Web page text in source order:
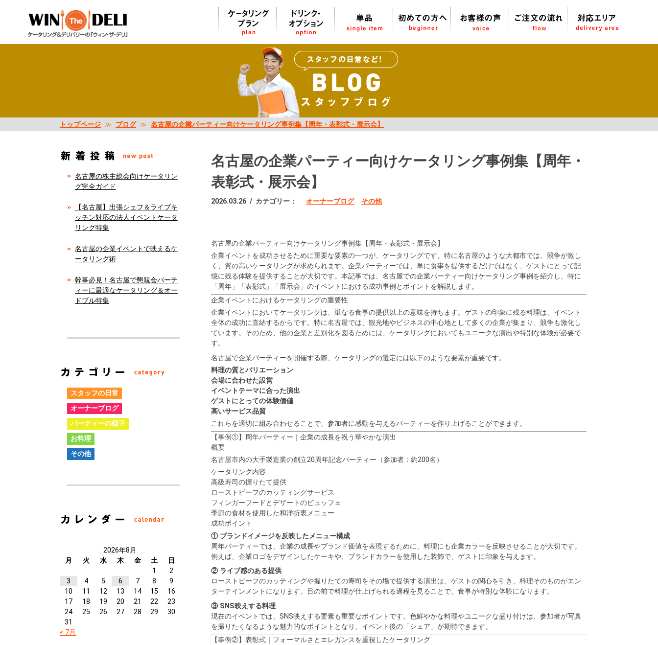
トップページ ≫ ブログ≫ 名古屋の企業パーティー向けケータリング事例集【周年・表彰式・展示会】
名古屋の企業パーティー向けケータリング事例集【周年・
表彰式・展示会】
2026.03.26 / カテゴリー： オーナーブログ その他
名古屋の企業パーティー向けケータリング事例集【周年・表彰式・展示会】
企業イベントを成功させるために重要な要素の一つが、ケータリングです。特に名古屋のような大都市では、競争が激し
く、質の高いケータリングが求められます。企業パーティーでは、単に食事を提供するだけではなく、ゲストにとって記
憶に残る体験を提供することが大切です。本記事では、名古屋での企業パーティー向けケータリング事例を紹介し、特に
「周年」「表彰式」「展示会」のイベントにおける成功事例とポイントを解説します。
企業イベントにおけるケータリングの重要性
企業イベントにおいてケータリングは、単なる食事の提供以上の意味を持ちます。ゲストの印象に残る料理は、イベント
全体の成功に直結するからです。特に名古屋では、観光地やビジネスの中心地として多くの企業が集まり、競争も激化し
ています。そのため、他の企業と差別化を図るためには、ケータリングにおいてもユニークな演出や特別な体験が必要で
す。
名古屋で企業パーティーを開催する際、ケータリングの選定には以下のような要素が重要です。
料理の質とバリエーション
会場に合わせた設営
イベントテーマに合った演出
ゲストにとっての体験価値
高いサービス品質
これらを適切に組み合わせることで、参加者に感動を与えるパーティーを作り上げることができます。
【事例①】周年パーティー｜企業の成長を祝う華やかな演出
概要
名古屋市内の大手製造業の創立20周年記念パーティー（参加者：約200名）
ケータリング内容
高級寿司の握りたて提供
ローストビーフのカッティングサービス
フィンガーフードとデザートのビュッフェ
季節の食材を使用した和洋折衷メニュー
成功ポイント
① ブランドイメージを反映したメニュー構成
周年パーティーでは、企業の成長やブランド価値を表現するために、料理にも企業カラーを反映させることが大切です。
例えば、企業ロゴをデザインしたケーキや、ブランドカラーを使用した装飾で、ゲストに印象を与えます。
② ライブ感のある提供
ローストビーフのカッティングや握りたての寿司をその場で提供する演出は、ゲストの関心を引き、料理そのものがエン
ターテインメントになります。目の前で料理が仕上げられる過程を見ることで、食事が特別な体験になります。
③ SNS映えする料理
現在のイベントでは、SNS映えする要素も重要なポイントです。色鮮やかな料理やユニークな盛り付けは、参加者が写真
を撮りたくなるような魅力的なポイントとなり、イベント後の「シェア」が期待できます。
【事例②】表彰式｜フォーマルさとエレガンスを重視したケータリング
名古屋の株主総会向けケータリン
グ完全ガイド
【名古屋】出張シェフ＆ライブキ
ッチン対応の法人イベントケータ
リング特集
名古屋の企業イベントで映えるケ
ータリング術
幹事必見！名古屋で懇親会パーテ
ィーに最適なケータリング＆オー
ドブル特集
スタッフの日常
オーナーブログ
パーティーの様子
お料理
その他
2026年8月
月
火 水 木 金 土
日
1
2
3
4 5 6 7 8
9
10
11 12 13 14 15
16
17
18 19 20 21 22
23
24
25 26 27 28 29
30
31
« 7月